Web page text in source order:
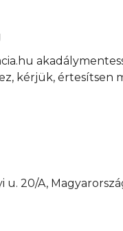
kérjük, értesítsen
u. 20/A,